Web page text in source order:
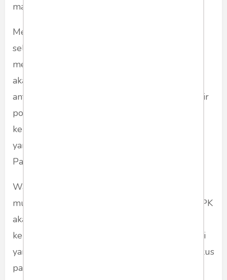
mau menerima tantangan ini.
Menarik untuk ditunggu apa yang terjadi
selanjutnya? Karena kalau ia betul-betul bisa
melibas SBY sampai ke akar-akarnya. Maksud
akar gak usah jauh-jauh, AHY dan antek-
anteknya. Tentu ia akan dikenang sebagai martir
politik yang luar biasa. Ia mungkin akan
kehilangan kesempatan menjalani karir politik
yang lebih tinggi. Karena hanya menjadi Ketua
Partai lungsuran yang sangat bau....
Walau demikian akan pantas dicatat bahwa
mungkin dari sana kita bisa berharap bahwa KPK
akan jauh lebih mandiri dan berintegritas,
kehidupan kepartian yang lebih sehat, toleransi
yang lebih baik. Pemerintah juga bisa lebih fokus
pada program kerjanya.